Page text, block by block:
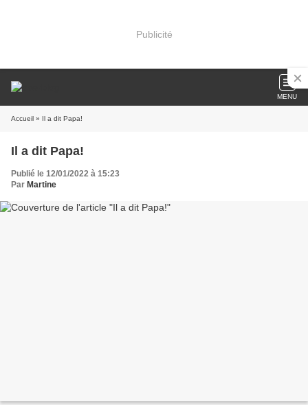
Publicité
MENU
Accueil » Il a dit Papa!
Il a dit Papa!
Publié le 12/01/2022 à 15:23
Par Martine